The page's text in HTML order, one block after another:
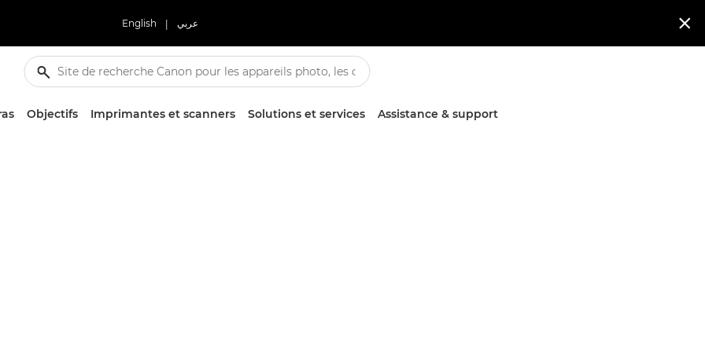
English | عربي 
Objectifs Imprimantes et scanners Solutions et services Assistance & support